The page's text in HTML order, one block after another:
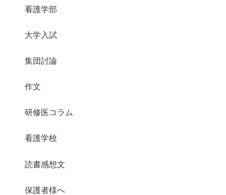
看護学部
大学入試
集団討論
作文
研修医コラム
看護学校
読書感想文
保護者様へ